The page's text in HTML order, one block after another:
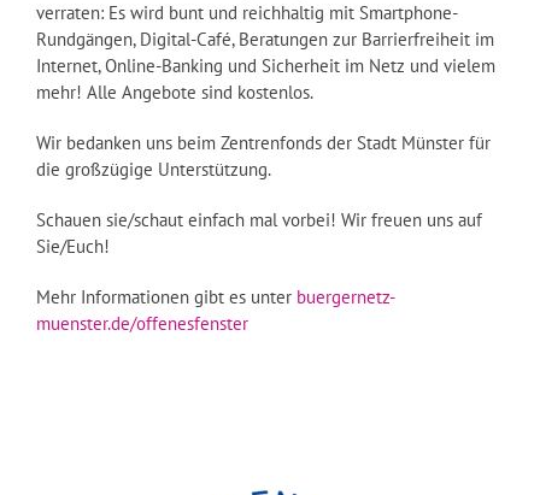
verraten: Es wird bunt und reichhaltig mit Smartphone-
Rundgängen, Digital-Café, Beratungen zur Barrierfreiheit im
Internet, Online-Banking und Sicherheit im Netz und vielem
mehr! Alle Angebote sind kostenlos.
Wir bedanken uns beim Zentrenfonds der Stadt Münster für
die großzügige Unterstützung.
Schauen sie/schaut einfach mal vorbei! Wir freuen uns auf
Sie/Euch!
Mehr Informationen gibt es unter buergernetz-
muenster.de/offenesfenster